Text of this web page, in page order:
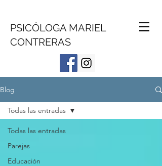
PSICÓLOGA MARIEL
CONTRERAS
Blog
Todas las entradas
Parejas
Educación
Todas las entradas